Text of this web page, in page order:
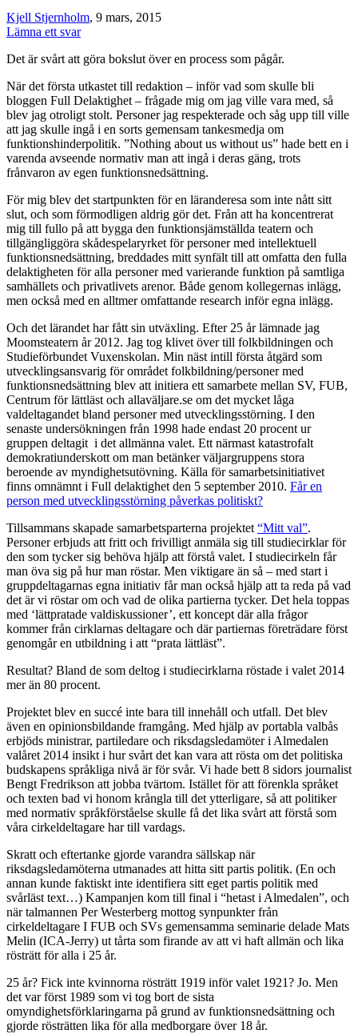
Kjell Stjernholm, 9 mars, 2015
Lämna ett svar
Det är svårt att göra bokslut över en process som pågår.
När det första utkastet till redaktion – inför vad som skulle bli
bloggen Full Delaktighet – frågade mig om jag ville vara med, så
blev jag otroligt stolt. Personer jag respekterade och såg upp till ville
att jag skulle ingå i en sorts gemensam tankesmedja om
funktionshinderpolitik. ”Nothing about us without us” hade bett en i
varenda avseende normativ man att ingå i deras gäng, trots
frånvaron av egen funktionsnedsättning.
För mig blev det startpunkten för en läranderesa som inte nått sitt
slut, och som förmodligen aldrig gör det. Från att ha koncentrerat
mig till fullo på att bygga den funktionsjämställda teatern och
tillgängliggöra skådespelaryrket för personer med intellektuell
funktionsnedsättning, breddades mitt synfält till att omfatta den fulla
delaktigheten för alla personer med varierande funktion på samtliga
samhällets och privatlivets arenor. Både genom kollegernas inlägg,
men också med en alltmer omfattande research inför egna inlägg.
Och det lärandet har fått sin utväxling. Efter 25 år lämnade jag
Moomsteatern år 2012. Jag tog klivet över till folkbildningen och
Studieförbundet Vuxenskolan. Min näst intill första åtgärd som
utvecklingsansvarig för området folkbildning/personer med
funktionsnedsättning blev att initiera ett samarbete mellan SV, FUB,
Centrum för lättläst och allaväljare.se om det mycket låga
valdeltagandet bland personer med utvecklingsstörning. I den
senaste undersökningen från 1998 hade endast 20 procent ur
gruppen deltagit i det allmänna valet. Ett närmast katastrofalt
demokratiunderskott om man betänker väljargruppens stora
beroende av myndighetsutövning. Källa för samarbetsinitiativet
finns omnämnt i Full delaktighet den 5 september 2010. Får en
person med utvecklingsstörning påverkas politiskt?
Tillsammans skapade samarbetsparterna projektet “Mitt val”.
Personer erbjuds att fritt och frivilligt anmäla sig till studiecirklar för
den som tycker sig behöva hjälp att förstå valet. I studiecirkeln får
man öva sig på hur man röstar. Men viktigare än så – med start i
gruppdeltagarnas egna initiativ får man också hjälp att ta reda på vad
det är vi röstar om och vad de olika partierna tycker. Det hela toppas
med ‘lättpratade valdiskussioner’, ett koncept där alla frågor
kommer från cirklarnas deltagare och där partiernas företrädare först
genomgår en utbildning i att “prata lättläst”.
Resultat? Bland de som deltog i studiecirklarna röstade i valet 2014
mer än 80 procent.
Projektet blev en succé inte bara till innehåll och utfall. Det blev
även en opinionsbildande framgång. Med hjälp av portabla valbås
erbjöds ministrar, partiledare och riksdagsledamöter i Almedalen
valåret 2014 insikt i hur svårt det kan vara att rösta om det politiska
budskapens språkliga nivå är för svår. Vi hade bett 8 sidors journalist
Bengt Fredrikson att jobba tvärtom. Istället för att förenkla språket
och texten bad vi honom krångla till det ytterligare, så att politiker
med normativ språkförståelse skulle få det lika svårt att förstå som
våra cirkeldeltagare har till vardags.
Skratt och eftertanke gjorde varandra sällskap när
riksdagsledamöterna utmanades att hitta sitt partis politik. (En och
annan kunde faktiskt inte identifiera sitt eget partis politik med
svårläst text…) Kampanjen kom till final i “hetast i Almedalen”, och
när talmannen Per Westerberg mottog synpunkter från
cirkeldeltagare I FUB och SVs gemensamma seminarie delade Mats
Melin (ICA-Jerry) ut tårta som firande av att vi haft allmän och lika
rösträtt för alla i 25 år.
25 år? Fick inte kvinnorna rösträtt 1919 inför valet 1921? Jo. Men
det var först 1989 som vi tog bort de sista
omyndighetsförklaringarna på grund av funktionsnedsättning och
gjorde rösträtten lika för alla medborgare över 18 år.